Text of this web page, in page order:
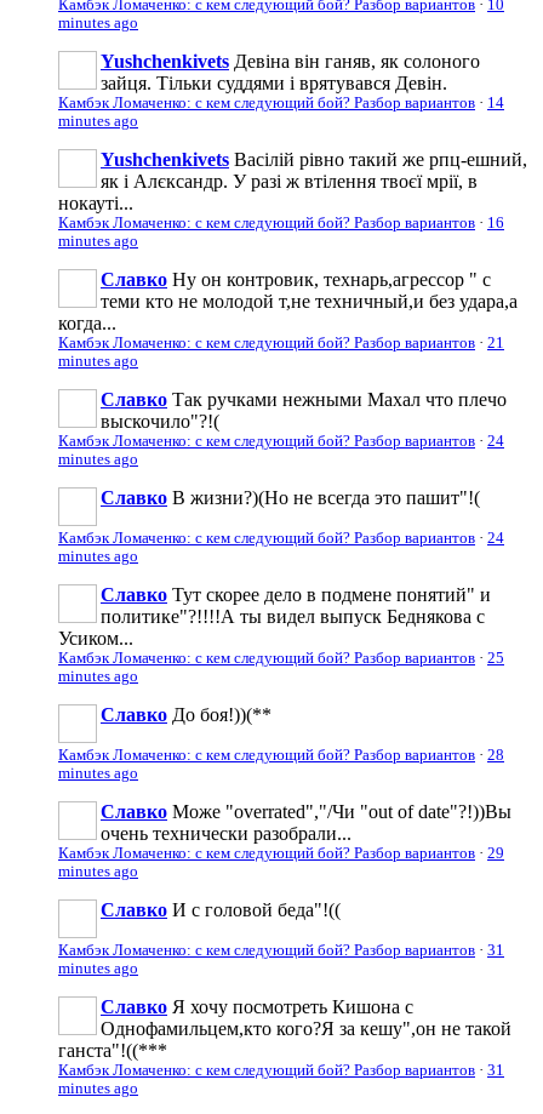
Камбэк Ломаченко: с кем следующий бой? Разбор вариантов · 10
minutes ago
Yushchenkivets Девіна він ганяв, як солоного
зайця. Тільки суддями і врятувався Девін.
Камбэк Ломаченко: с кем следующий бой? Разбор вариантов · 14
minutes ago
Yushchenkivets Васілій рівно такий же рпц-ешний,
як і Алєксандр. У разі ж втілення твоєї мрії, в
нокауті...
Камбэк Ломаченко: с кем следующий бой? Разбор вариантов · 16
minutes ago
Славко Ну он контровик, технарь,агрессор " с
теми кто не молодой т,не техничный,и без удара,а
когда...
Камбэк Ломаченко: с кем следующий бой? Разбор вариантов · 21
minutes ago
Славко Так ручками нежными Махал что плечо
выскочило"?!(
Камбэк Ломаченко: с кем следующий бой? Разбор вариантов · 24
minutes ago
Славко В жизни?)(Но не всегда это пашит"!(
Камбэк Ломаченко: с кем следующий бой? Разбор вариантов · 24
minutes ago
Славко Тут скорее дело в подмене понятий" и
политике"?!!!!А ты видел выпуск Беднякова с
Усиком...
Камбэк Ломаченко: с кем следующий бой? Разбор вариантов · 25
minutes ago
Славко До боя!))(**
Камбэк Ломаченко: с кем следующий бой? Разбор вариантов · 28
minutes ago
Славко Може "overrated","/Чи "out of date"?!))Вы
очень технически разобрали...
Камбэк Ломаченко: с кем следующий бой? Разбор вариантов · 29
minutes ago
Славко И с головой беда"!((
Камбэк Ломаченко: с кем следующий бой? Разбор вариантов · 31
minutes ago
Славко Я хочу посмотреть Кишона с
Однофамильцем,кто кого?Я за кешу",он не такой
ганста"!((***
Камбэк Ломаченко: с кем следующий бой? Разбор вариантов · 31
minutes ago